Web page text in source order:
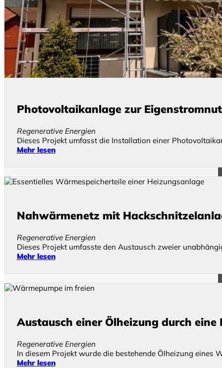
Photovoltaikanlage zur
Regenerative Energien
Dieses Projekt umfasst die Installation einer
Mehr lesen
Nahwärmenetz mit
Regenerative Energien
Dieses Projekt umfasste den Austausch zweier
Mehr lesen
Austausch einer Ölheizung durch
Regenerative Energien
In diesem Projekt wurde die bestehende Ölheizung eines
Mehr lesen